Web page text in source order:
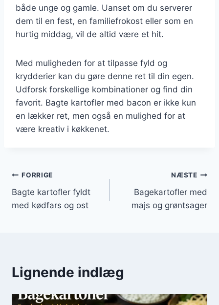
både unge og gamle. Uanset om du serverer
dem til en fest, en familiefrokost eller som en
hurtig middag, vil de altid være et hit.
Med muligheden for at tilpasse fyld og
krydderier kan du gøre denne ret til din egen.
Udforsk forskellige kombinationer og find din
favorit. Bagte kartofler med bacon er ikke kun
en lækker ret, men også en mulighed for at
være kreativ i køkkenet.
Indlægsnavigation
FORRIGE
Bagte kartofler fyldt
med kødfars og ost
NÆSTE
Bagekartofler med
majs og grøntsager
Lignende indlæg